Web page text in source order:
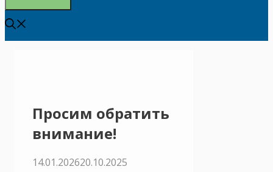
Просим обратить
внимание!
14.01.202620.10.2025